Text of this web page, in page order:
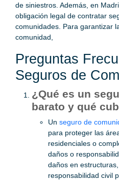
de siniestros. Además, en
obligación legal de contratar
comunidades. Para garantizar
comunidad,
Preguntas
Seguros de
¿Qué es un
barato y qué
Un seguro de
para proteger las
residenciales o
daños o
daños en
responsabilidad civil